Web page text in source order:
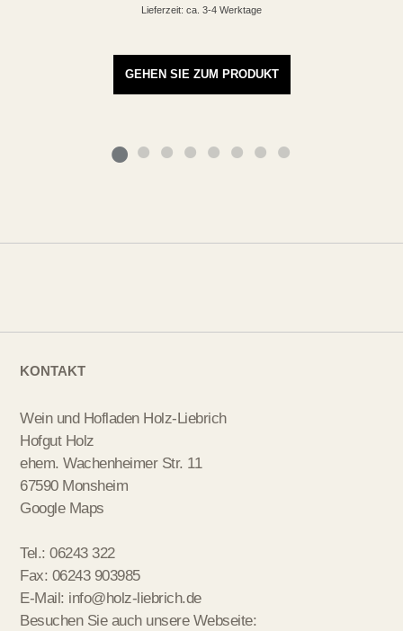
Lieferzeit: ca. 3-4 Werktage
GEHEN SIE ZUM PRODUKT
KONTAKT
Wein und Hofladen Holz-Liebrich
Hofgut Holz
ehem. Wachenheimer Str. 11
67590 Monsheim
Google Maps
Tel.: 06243 322
Fax: 06243 903985
E-Mail: info@holz-liebrich.de
Besuchen Sie auch unsere Webseite: